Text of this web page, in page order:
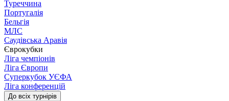
Туреччина
Португалія
Бельгія
МЛС
Саудівська Аравія
Єврокубки
Ліга чемпіонів
Ліга Європи
Суперкубок УЄФА
Ліга конференцій
До всіх турнірів